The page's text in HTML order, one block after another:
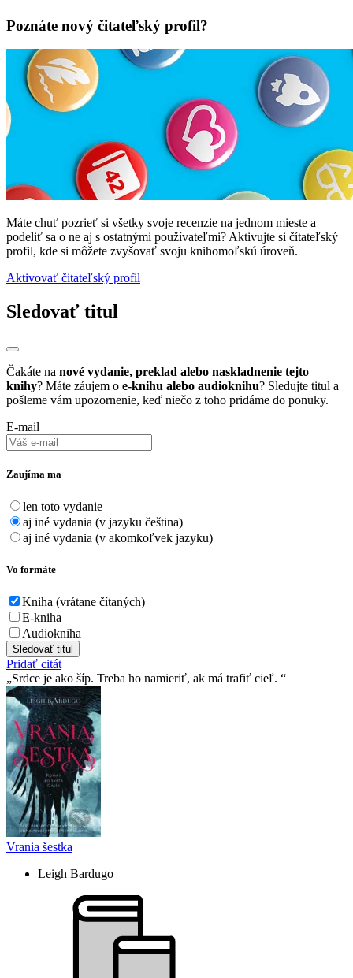
Poznáte nový čitateľský profil?
Máte chuť pozrieť si všetky svoje recenzie na jednom mieste a
podeliť sa o ne aj s ostatnými používateľmi? Aktivujte si čítateľský
profil, kde si môžete zvyšovať svoju knihomoľskú úroveň.
Aktivovať čitateľský profil
Sledovať titul
Čakáte na nové vydanie, preklad alebo naskladnenie tejto
knihy? Máte záujem o e-knihu alebo audioknihu? Sledujte titul a
pošleme vám upozornenie, keď niečo z toho pridáme do ponuky.
E-mail
Zaujíma ma
len toto vydanie
aj iné vydania (v jazyku čeština)
aj iné vydania (v akomkoľvek jazyku)
Vo formáte
Kniha (vrátane čítaných)
E-kniha
Audiokniha
Sledovať titul
Pridať citát
Srdce je ako šíp. Treba ho namieriť, ak má trafiť cieľ.
Vrania šestka
Leigh Bardugo